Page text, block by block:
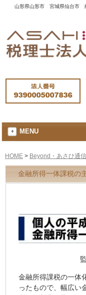
山形県山形市 宮城県仙台市
MENU
HOME > Beyond・あさひ通信
金融所得一体課税の
金融所得課税の一体
ったもので、幅広い